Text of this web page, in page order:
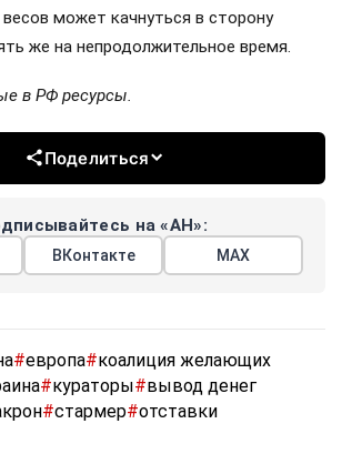
может качнуться в сторону
же на непродолжительное время.
в РФ ресурсы.
Поделиться
на «АН»:
ВКонтакте МАХ
#европа#коалиция желающих
#кураторы#вывод денег
#стармер#отставки